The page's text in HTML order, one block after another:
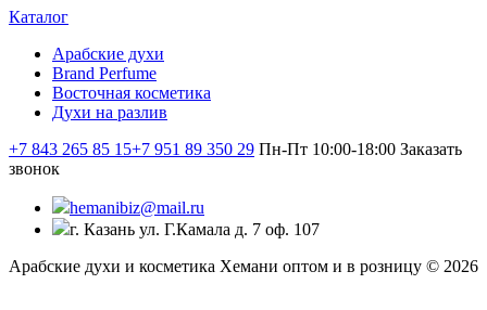
Каталог
Арабские духи
Brand Perfume
Восточная косметика
Духи на разлив
+7 843 265 85 15+7 951 89 350 29 Пн-Пт 10:00-18:00 Заказать
звонок
hemanibiz@mail.ru
г. Казань ул. Г.Камала д. 7 оф. 107
Арабские духи и косметика Хемани оптом и в розницу © 2026